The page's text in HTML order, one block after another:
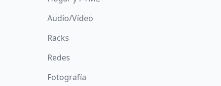
Audio/Vídeo
Racks
Redes
Fotografía